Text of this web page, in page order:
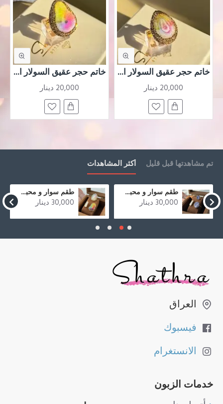
خاتم حجر عقيق السولار الملون المطحون على شكل قطرة مرصعة بشذرات ذهبية مطلي بماء الذهب
20,000 دينار
خاتم حجر عقيق السولار الملون المطحون على شكل قطرة مرصعة بشذرات ذهبية مطلي بماء الذهب
20,000 دينار
تم مشاهدتها قبل قليل أكثر المشاهدات
طقم سوار و محبس من حجر العقيق المطحون الازرق و صدف
30,000 دينار
طقم سوار و محبس من حجر العقيق المطحون الملون و صدف
30,000 دينار
العراق
فيسبوك
الانستغرام
خدمات الزبون